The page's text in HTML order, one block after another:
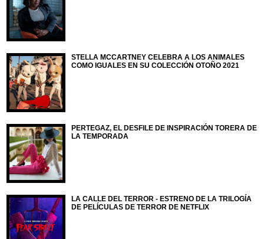
STELLA MCCARTNEY CELEBRA A LOS ANIMALES
COMO IGUALES EN SU COLECCIÓN OTOÑO 2021
PERTEGAZ, EL DESFILE DE INSPIRACIÓN TORERA DE
LA TEMPORADA
LA CALLE DEL TERROR - ESTRENO DE LA TRILOGÍA
DE PELÍCULAS DE TERROR DE NETFLIX